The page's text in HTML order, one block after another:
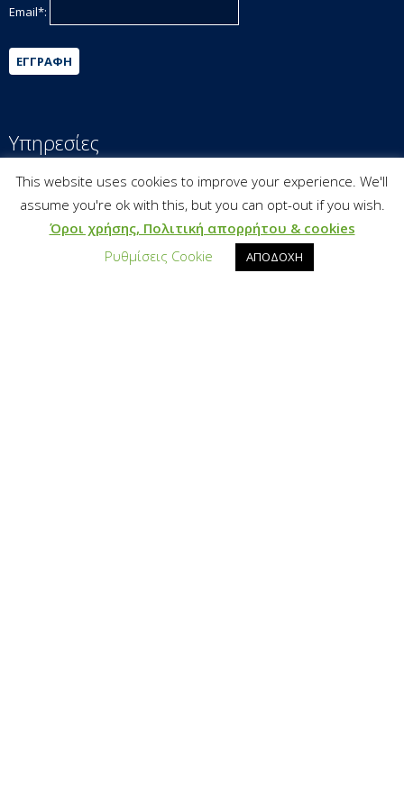
Email*:
ΕΓΓΡΑΦΉ
Υπηρεσίες
Υπεύθυνη Επιχειρηματικότητα
Εργαλειοθήκη Βιώσιμης Ανάπτυξης
Εκπαίδευση & Επιμόρφωση
This website uses cookies to improve your experience. We'll
assume you're ok with this, but you can opt-out if you wish.
Όροι χρήσης, Πολιτική απορρήτου & cookies
Ρυθμίσεις Cookie
ΑΠΟΔΟΧΗ